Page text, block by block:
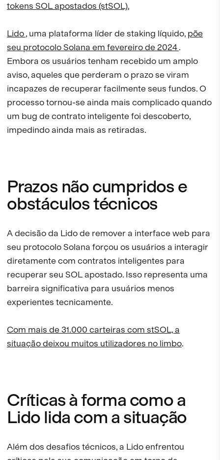
tokens SOL apostados (stSOL).
Lido, uma plataforma líder de staking líquido, põe
seu protocolo Solana em fevereiro de 2024.
Embora os usuários tenham recebido um amplo
aviso, aqueles que perderam o prazo se viram
incapazes de recuperar facilmente seus fundos. O
processo tornou-se ainda mais complicado quando
um bug de contrato inteligente foi descoberto,
impedindo ainda mais as retiradas.
Prazos não cumpridos e
obstáculos técnicos
A decisão da Lido de remover a interface web para
seu protocolo Solana forçou os usuários a interagir
diretamente com contratos inteligentes para
recuperar seu SOL apostado. Isso representa uma
barreira significativa para usuários menos
experientes tecnicamente.
Com mais de 31.000 carteiras com stSOL, a
situação deixou muitos utilizadores no limbo.
Críticas à forma como a
Lido lida com a situação
Além dos desafios técnicos, a Lido enfrentou